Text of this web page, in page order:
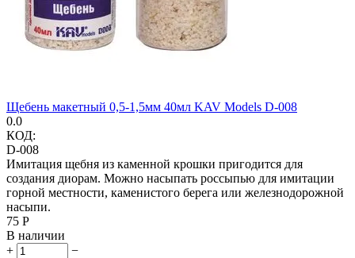
Щебень макетный 0,5-1,5мм 40мл KAV Models D-008
0.0
КОД:
D-008
Имитация щебня из каменной крошки пригодится для
создания диорам. Можно насыпать россыпью для имитации
горной местности, каменистого берега или железнодорожной
насыпи.
‍75‍ Р
В наличии
+
−